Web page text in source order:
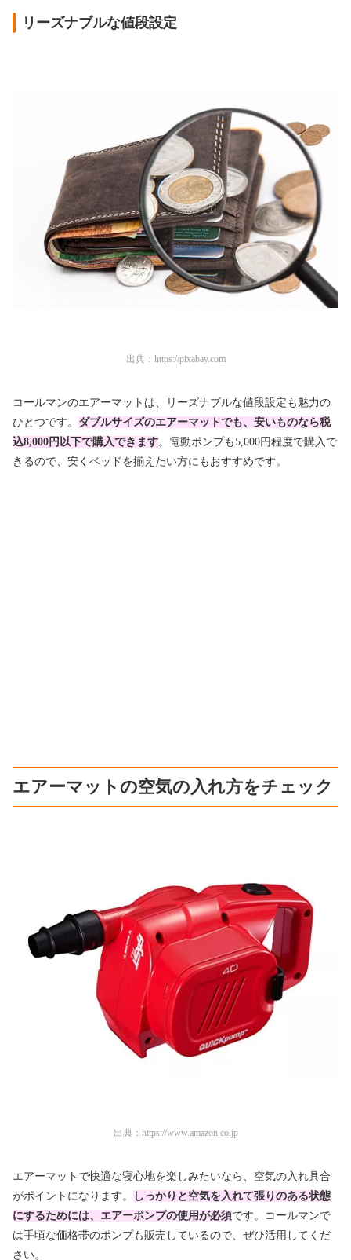
リーズナブルな値段設定
出典： https://pixabay.com
コールマンのエアーマットは、リーズナブルな値段設定も魅力の
ひとつです。 ダブルサイズのエアーマットでも、安いものなら税
込8,000円以下で購入できます。電動ポンプも5,000円程度で購入で
きるので、安くベッドを揃えたい方にもおすすめです。
エアーマットの空気の入れ方をチェック
出典： https://www.amazon.co.jp
エアーマットで快適な寝心地を楽しみたいなら、空気の入れ具合
がポイントになります。
しっかりと空気を入れて張りのある状態
にするためには、エアーポンプの使用が必須です。コールマンで
は手頃な価格帯のポンプも販売しているので、ぜひ活用してくだ
さい。